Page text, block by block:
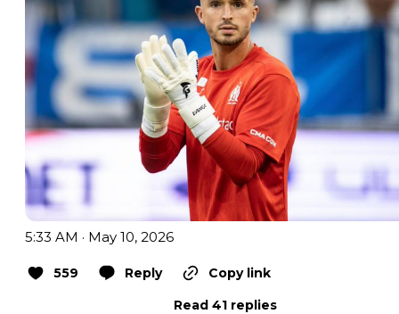
5:33 AM · May 10, 2026
559 Reply
Copy link
Read 41 replies